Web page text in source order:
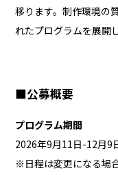
移ります。制作環境の
れたプログラムを展開
■公募概要
プログラム期間
2026年9月11日-12月9
※日程は変更になる場